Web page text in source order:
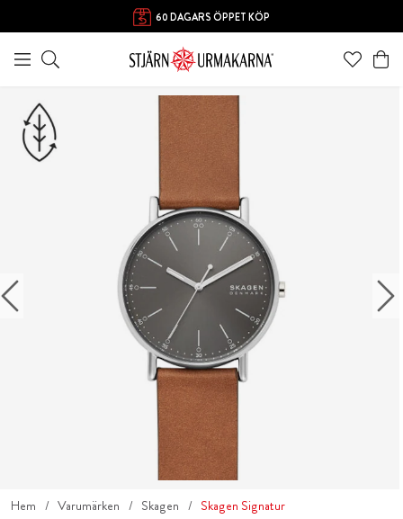
60 DAGARS ÖPPET KÖP
Hem Varumärken Skagen Skagen Signatur